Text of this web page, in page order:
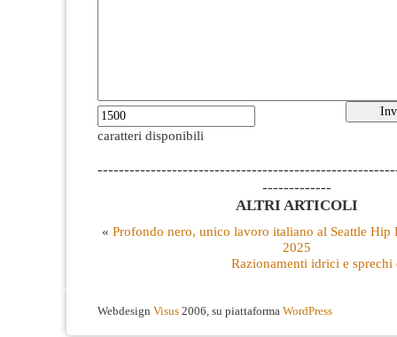
caratteri disponibili
-------------
ALTRI ARTICOLI
« Profondo nero, unico lavoro italiano al Seattle Hip
2025
Razionamenti idrici e
Webdesign Visus 2006, su piattaforma WordPress